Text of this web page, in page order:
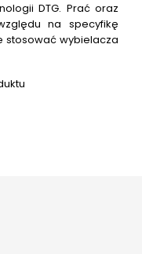
DTG. Prać oraz
na specyfikę
stosować wybielacza